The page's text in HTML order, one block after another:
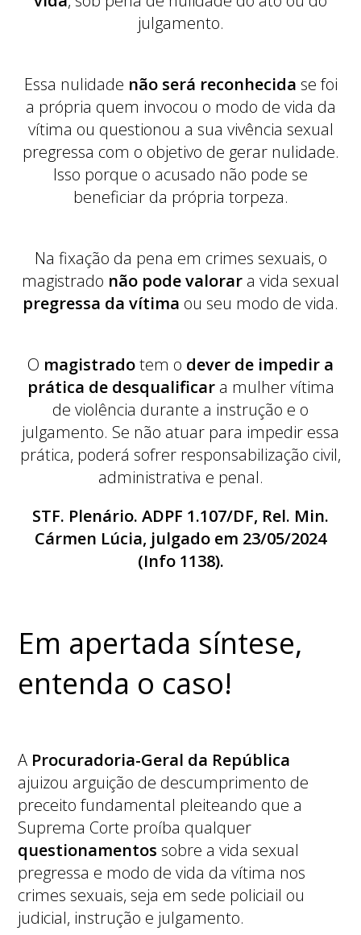
julgamento.
Essa nulidade não será reconhecida se foi
a própria quem invocou o modo de vida da
vítima ou questionou a sua vivência sexual
pregressa com o objetivo de gerar nulidade.
Isso porque o acusado não pode se
beneficiar da própria torpeza.
Na fixação da pena em crimes sexuais, o
magistrado não pode valorar a vida sexual
pregressa da vítima ou seu modo de vida.
O magistradotem o dever de impedir a
prática de desqualificar a mulher vítima
de violência durante a instrução e o
julgamento. Se não atuar para impedir essa
prática, poderá sofrer responsabilização civil,
administrativa e penal.
STF. Plenário. ADPF 1.107/DF, Rel. Min.
Cármen Lúcia, julgado em 23/05/2024
(Info 1138).
Em apertada síntese,
entenda o caso!
A Procuradoria-Geral da República
ajuizou arguição de descumprimento de
preceito fundamental pleiteando que a
Suprema Corte proíba qualquer
questionamentos sobre a vida sexual
pregressa e modo de vida da vítima nos
crimes sexuais, seja em sede policiail ou
judicial, instrução e julgamento.